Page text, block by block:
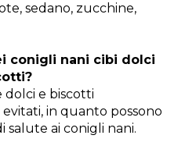
sedano, zucchine,
conigli nani cibi dolci
dolci e biscotti
in quanto possono
salute ai conigli nani.